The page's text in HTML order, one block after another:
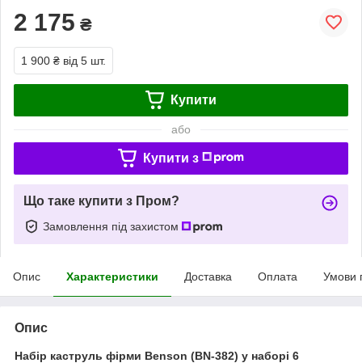
2 175 ₴
1 900 ₴ від 5 шт.
Купити
або
Купити з
Що таке купити з Пром?
Замовлення під захистом
Опис Характеристики Доставка Оплата Умови
Опис
Набір каструль фірми Benson (BN-382) у наборі 6